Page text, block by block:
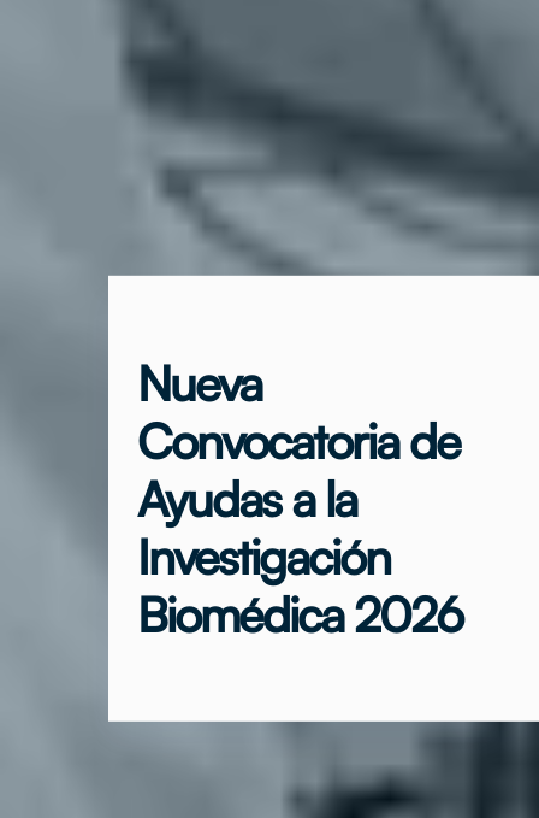
Nueva
Convocatoria de
Ayudas a la
Investigación
Biomédica 2026